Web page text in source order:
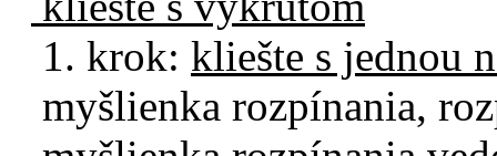
1. krok: kliešte s jednou
myšlienka rozpínania,